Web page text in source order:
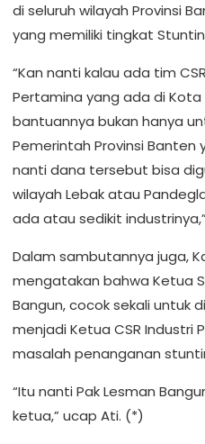
di seluruh wilayah Provinsi
yang memiliki tingkat
“Kan nanti kalau ada tim
Pertamina yang ada di
bantuannya bukan hanya
Pemerintah Provinsi Banten
nanti dana tersebut bisa
wilayah Lebak atau
ada atau sedikit
Dalam sambutannya juga,
mengatakan bahwa Ketua
Bangun, cocok sekali untuk
menjadi Ketua CSR Industri
masalah penanganan
“Itu nanti Pak Lesman
ketua,” ucap Ati. (*)